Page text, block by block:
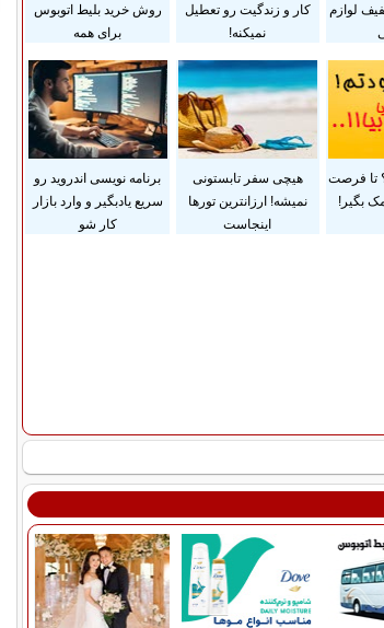
تخفیف لوازم
کار و زندگیت رو تعطیل
نمیکنه!
روش خرید بلیط اتوبوس
برای همه
تا فرصت
بگیر!
هیچی سفر تابستونی
نمیشه! ارزانترین تورها
اینجاست
برنامه نویسی اندروید رو
سریع یادبگیر و وارد بازار
کار شو